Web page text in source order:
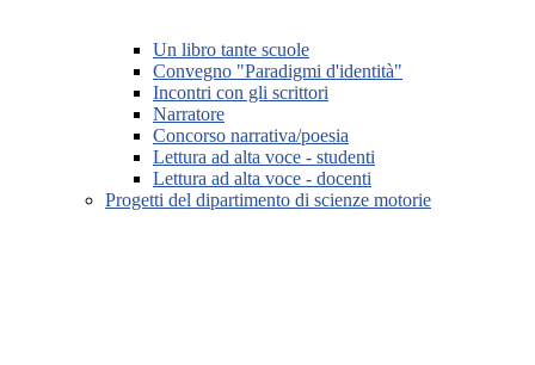
Un libro tante scuole
Convegno "Paradigmi d'identità"
Incontri con gli scrittori
Narratore
Concorso narrativa/poesia
Lettura ad alta voce - studenti
Lettura ad alta voce - docenti
Progetti del dipartimento di scienze motorie